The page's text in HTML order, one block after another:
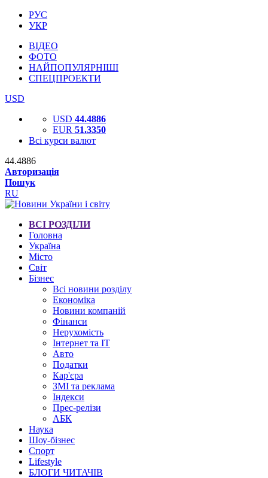
РУС
УКР
ВІДЕО
ФОТО
НАЙПОПУЛЯРНІШІ
СПЕЦПРОЕКТИ
USD
USD 44.4886
EUR 51.3350
Всі курси валют
44.4886
Авторизація
Пошук
RU
ВСІ РОЗДІЛИ
Головна
Україна
Місто
Світ
Бізнес
Всі новини розділу
Економіка
Новини компаній
Фінанси
Нерухомість
Інтернет та IT
Авто
Податки
Кар'єра
ЗМІ та реклама
Індекси
Прес-релізи
АБК
Наука
Шоу-бізнес
Спорт
Lifestyle
БЛОГИ ЧИТАЧІВ